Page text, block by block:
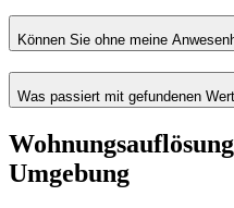
Können Sie ohne meine
Was passiert mit gefundenen
Wohnungsauflösung
Umgebung